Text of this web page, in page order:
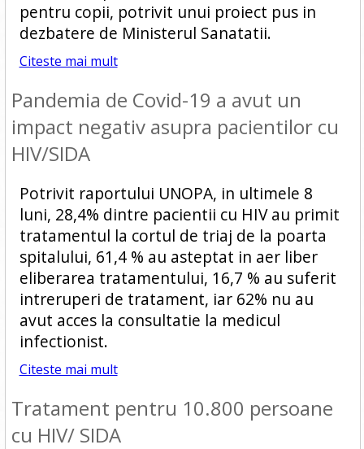
pentru copii, potrivit unui proiect pus in
dezbatere de Ministerul Sanatatii.
Citeste mai mult
Pandemia de Covid-19 a avut un
impact negativ asupra pacientilor cu
HIV/SIDA
Potrivit raportului UNOPA, in ultimele 8
luni, 28,4% dintre pacientii cu HIV au primit
tratamentul la cortul de triaj de la poarta
spitalului, 61,4 % au asteptat in aer liber
eliberarea tratamentului, 16,7 % au suferit
intreruperi de tratament, iar 62% nu au
avut acces la consultatie la medicul
infectionist.
Citeste mai mult
Tratament pentru 10.800 persoane
cu HIV/ SIDA